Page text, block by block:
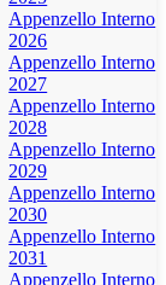
Appenzello Interno
2026
Appenzello Interno
2027
Appenzello Interno
2028
Appenzello Interno
2029
Appenzello Interno
2030
Appenzello Interno
2031
Appenzello Interno